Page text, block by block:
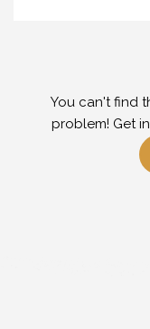
You can't find
problem! Get